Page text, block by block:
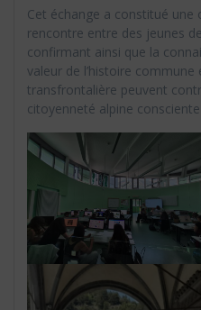
Cet échange a constitué
rencontre entre des jeunes
confirmant ainsi que la
valeur de l’histoire
transfrontalière peuvent
citoyenneté alpine